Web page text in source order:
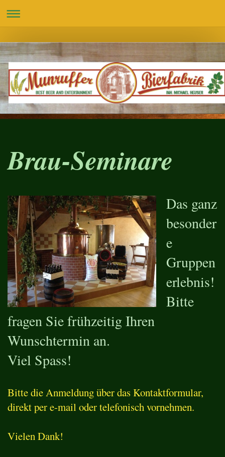
Brau-Seminare
Das ganz
besonder
e
Gruppen
erlebnis!
Bitte
fragen Sie frühzeitig Ihren
Wunschtermin an.
Viel Spass!
Bitte die Anmeldung über das Kontaktformular,
direkt per e-mail oder telefonisch vornehmen.
Vielen Dank!